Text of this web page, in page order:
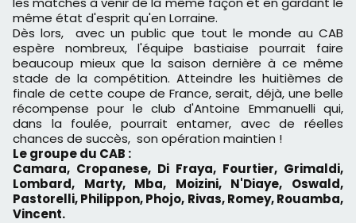
même état d'esprit qu'en Lorraine.
Dès lors, avec un public que tout le monde au CAB
espère nombreux, l'équipe bastiaise pourrait faire
beaucoup mieux que la saison dernière à ce même
stade de la compétition. Atteindre les huitièmes de
finale de cette coupe de France, serait, déjà, une belle
récompense pour le club d'Antoine Emmanuelli qui,
dans la foulée, pourrait entamer, avec de réelles
chances de succès, son opération maintien !
Le groupe du CAB :
Camara, Cropanese, Di Fraya, Fourtier, Grimaldi,
Lombard, Marty, Mba, Moizini, N'Diaye, Oswald,
Pastorelli, Philippon, Phojo, Rivas, Romey, Rouamba,
Vincent.